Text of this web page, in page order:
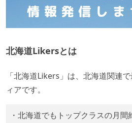
北海道Likersとは
「北海道Likers」は、北海道関連
ィアです。
・北海道でもトップクラスの月